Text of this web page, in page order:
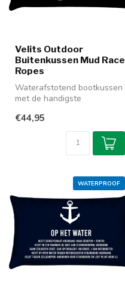
Velits Outdoor
Buitenkussen Mud Race
Ropes
Waterafstotend bootkussen
met de handigste
Prima te...
€44,95
WATERPROOF